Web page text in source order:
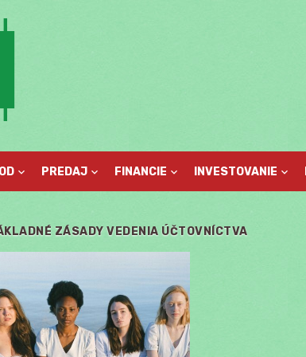
PREDAJ FINANCIE INVESTOVANIE
ZÁSADY VEDENIA ÚČTOVNÍCTVA